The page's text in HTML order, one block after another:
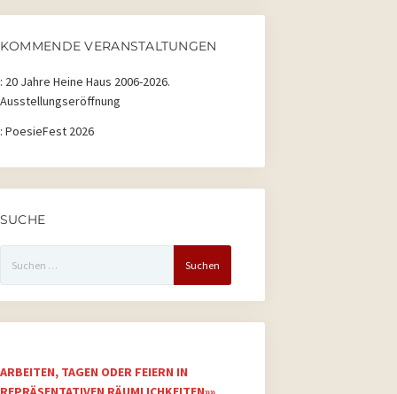
20262026 2026 2026 2026 2026 2026
KOMMENDE VERANSTALTUNGEN
: 20 Jahre Heine Haus 2006-2026.
Ausstellungseröffnung
: PoesieFest 2026
SUCHE
nach:
ARBEITEN, TAGEN ODER FEIERN IN